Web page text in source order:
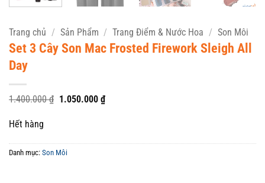
Trang chủ / Sản Phẩm / Trang Điểm & Nước Hoa / Son Môi
Set 3 Cây Son Mac Frosted Firework Sleigh All
Day
1.400.000₫ Giá
1.050.000 ₫Giá
hiện
Hết hàng
Danh mục: Son Môi